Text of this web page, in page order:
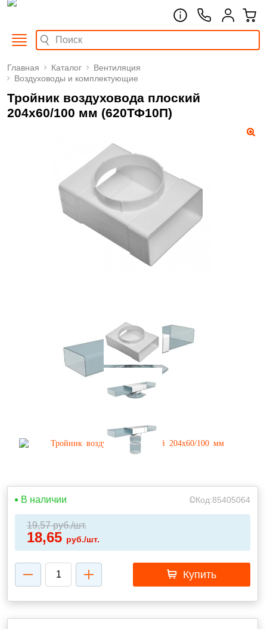
Главная Каталог
Вентиляция
Воздуховоды и комплектующие
Тройник воздуховода плоский
204х60/100 мм (620ТФ10П)
В наличии Код:85405064
19,57руб./шт.
18,65 руб./шт.
Купить